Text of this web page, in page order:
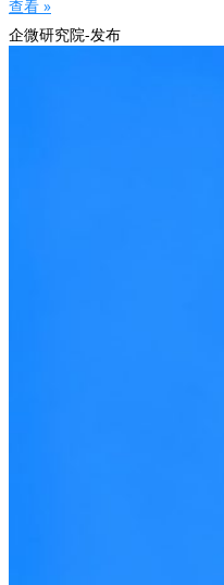
查看 »
企微研究院-发布